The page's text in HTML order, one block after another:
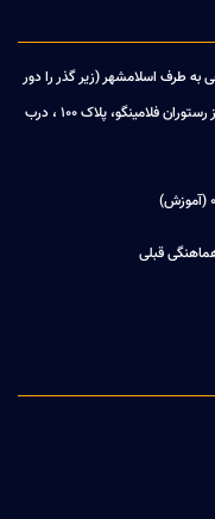
به طرف اسلامشهر (زیر گذر را دور
زده، اتوبان ساوه به سمت تهران) کیلومتر 3، بعد از رستوران فلامینگو، پلاک 100 ، درب